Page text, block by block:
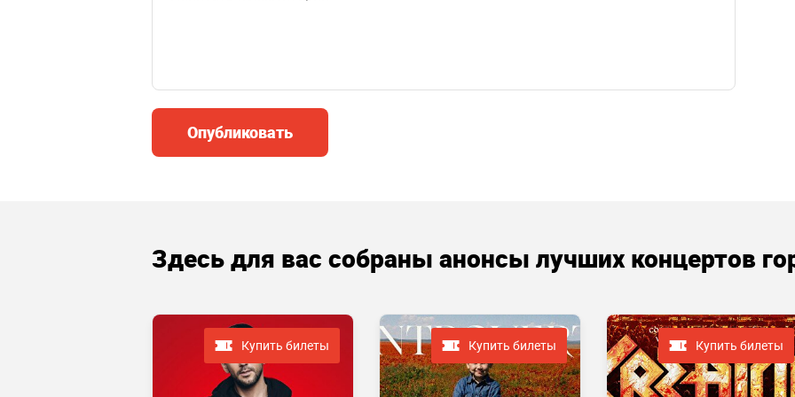
Опубликовать
Здесь для вас собраны анонсы лучших концертов
Купить билеты Купить билеты Купить билеты